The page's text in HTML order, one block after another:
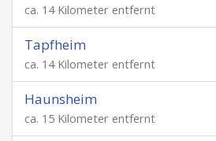
ca. 14 Kilometer entfernt
Tapfheim
ca. 14 Kilometer entfernt
Haunsheim
ca. 15 Kilometer entfernt